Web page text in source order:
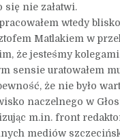
się nie załatwi.
wtedy
Matlakiem w
że jesteśmy
sensie uratowałem
że nie było
naczelnego w
m.in. front
mediów